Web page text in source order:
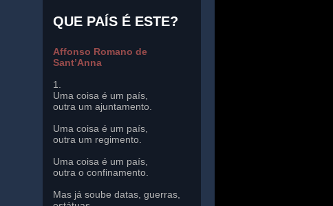
QUE PAÍS É ESTE?
Affonso Romano de
Sant’Anna
1.
Uma coisa é um país,
outra um ajuntamento.
Uma coisa é um país,
outra um regimento.
Uma coisa é um país,
outra o confinamento.
Mas já soube datas, guerras,